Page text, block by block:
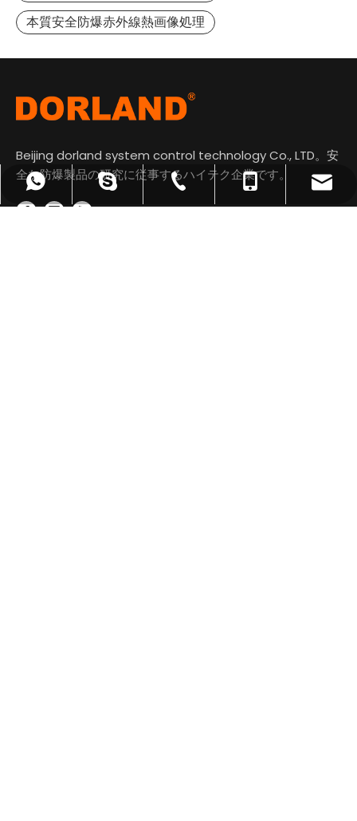
本質安全防爆赤外線熱画像処理
Beijing dorland system control technology Co., LTD。安
全な防爆製品の研究に従事するハイテク企業です。
+8613910650041
+8613910650041
+86-10-62198496
+86-13910650041
tian@dorland.com.cn